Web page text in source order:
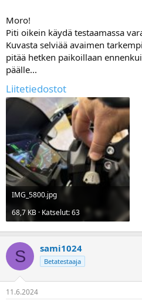
Moro!
Piti oikein käydä testaamassa
Kuvasta selviää avaimen
pitää hetken paikoillaan
päälle...
Liitetiedostot
IMG_5800.jpg
68,7 KB · Katselut: 63
S sami1024
Betatestaaja
11.6.2024